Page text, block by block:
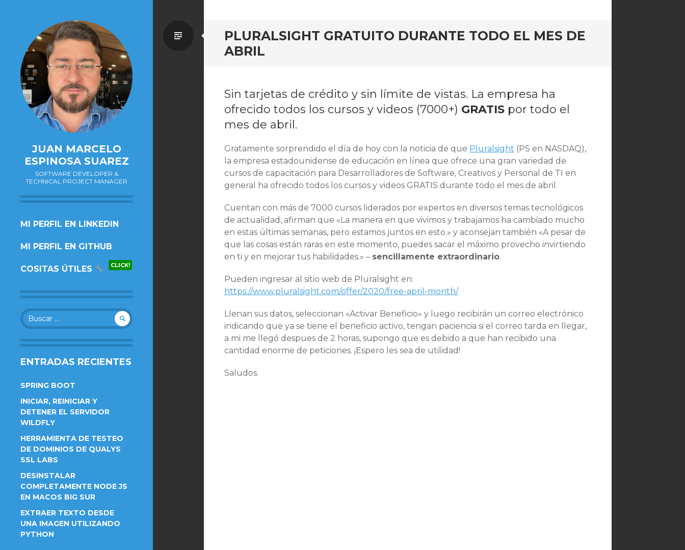
JUAN MARCELO
ESPINOSA SUAREZ
SOFTWARE DEVELOPER &
TECHNICAL PROJECT MANAGER
SALTAR
CONTENIDO.
MI PERFIL EN LINKEDIN
MI PERFIL EN GITHUB
COSITAS ÚTILES CLICK!
Buscar:
ENTRADAS RECIENTES
SPRING BOOT
INICIAR, REINICIAR Y
DETENER EL SERVIDOR
WILDFLY
HERRAMIENTA DE TESTEO
DE DOMINIOS DE QUALYS
SSL LABS
DESINSTALAR
COMPLETAMENTE NODE JS
EN MACOS BIG SUR
EXTRAER TEXTO DESDE
UNA IMAGEN UTILIZANDO
PYTHON
PLURALSIGHT GRATUITO DURANTE TODO EL MES DE
ABRIL
Estándar
Sin tarjetas de crédito y sin límite de vistas. La empresa ha
ofrecido todos los cursos y videos (7000+) GRATIS por todo el
mes de abril.
Gratamente sorprendido el día de hoy con la noticia de que Pluralsight (PS en NASDAQ),
la empresa estadounidense de educación en línea que ofrece una gran variedad de
cursos de capacitación para Desarrolladores de Software, Creativos y Personal de TI en
general ha ofrecido todos los cursos y videos GRATIS durante todo el mes de abril.
Cuentan con más de 7000 cursos liderados por expertos en diversos temas tecnológicos
de actualidad, afirman que «La manera en que vivimos y trabajamos ha cambiado mucho
en estas últimas semanas, pero estamos juntos en esto.» y aconsejan también «A pesar de
que las cosas están raras en este momento, puedes sacar el máximo provecho invirtiendo
en ti y en mejorar tus habilidades.» – sencillamente extraordinario.
Pueden ingresar al sitio web de Pluralsight en:
https://www.pluralsight.com/offer/2020/free-april-month/
Llenan sus datos, seleccionan «Activar Beneficio» y luego recibirán un correo electrónico
indicando que ya se tiene el beneficio activo, tengan paciencia si el correo tarda en llegar,
a mi me llegó despues de 2 horas, supongo que es debido a que han recibido una
cantidad enorme de peticiones. ¡Espero les sea de utilidad!
Saludos.